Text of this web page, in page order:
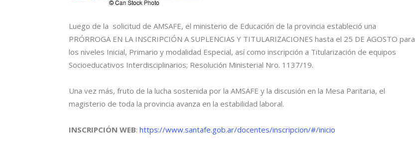
Luego de la solicitud de AMSAFE, el ministerio de Educación de la provincia estableció una
PRÓRROGA EN LA INSCRIPCIÓN A SUPLENCIAS Y TITULARIZACIONES hasta el 25 DE AGOSTO para
los niveles Inicial, Primario y modalidad Especial, así como inscripción a Titularización de equipos
Socioeducativos Interdisciplinarios; Resolución Ministerial Nro. 1137/19.
Una vez más, fruto de la lucha sostenida por la AMSAFE y la discusión en la Mesa Paritaria, el
magisterio de toda la provincia avanza en la estabilidad laboral.
INSCRIPCIÓN WEB: https://www.santafe.gob.ar/docentes/inscripcion/#/inicio